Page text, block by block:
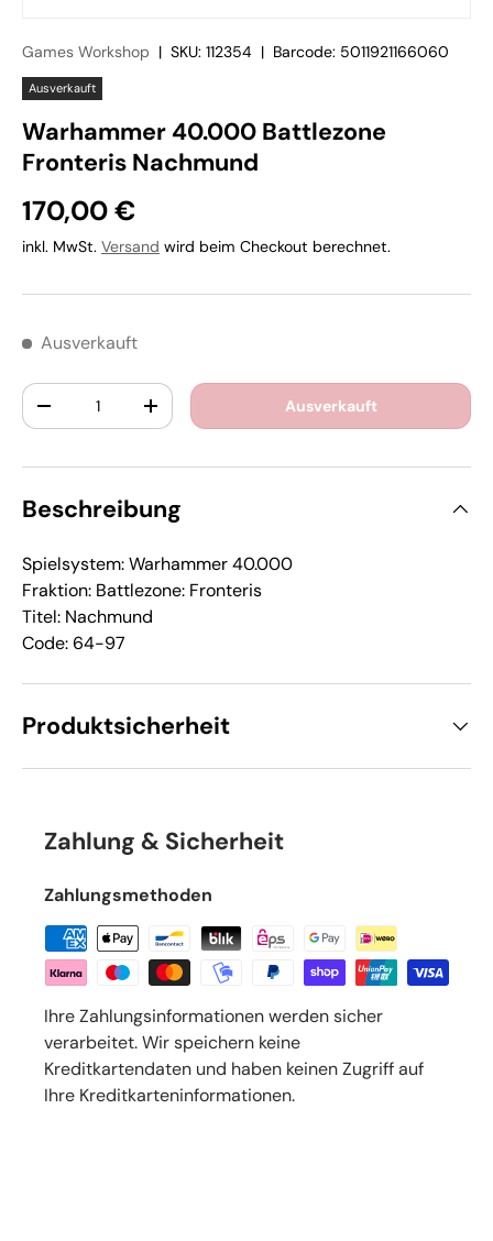
Games Workshop | SKU: 112354 | Barcode: 5011921166060
Ausverkauft
Warhammer 40.000 Battlezone
Fronteris Nachmund
170,00 €
inkl. MwSt. Versand wird beim Checkout berechnet.
Ausverkauft
Anzahl
-
+ Ausverkauft
Beschreibung
Spielsystem: Warhammer 40.000
Fraktion: Battlezone: Fronteris
Titel: Nachmund
Code: 64-97
Produktsicherheit
Zahlung & Sicherheit
Zahlungsmethoden
Ihre Zahlungsinformationen werden sicher
verarbeitet. Wir speichern keine
Kreditkartendaten und haben keinen Zugriff auf
Ihre Kreditkarteninformationen.